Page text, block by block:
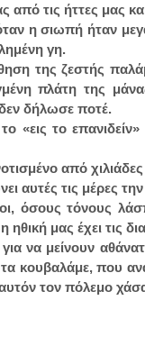
από τις ήττες μας
η σιωπή ήταν
γη.
της ζεστής
πλάτη της
δήλωσε ποτέ.
«εις το
από
αυτές τις μέρες
όσους τόνους
ηθική μας έχει τις
να μείνουν
κουβαλάμε, που
τον πόλεμο